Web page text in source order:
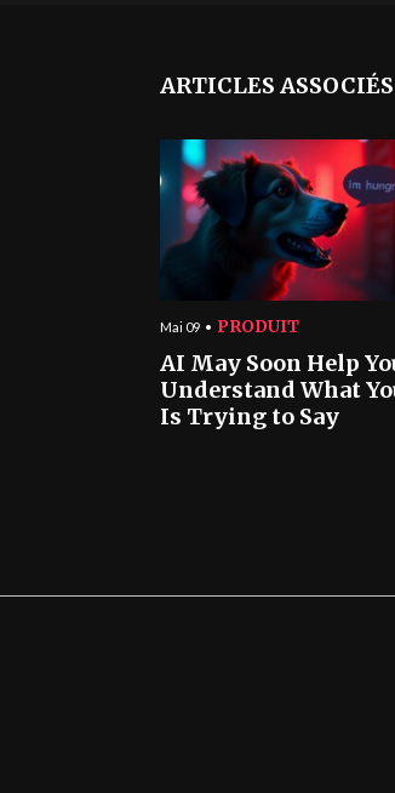
ARTICLES ASSOCIÉS
Mai 09 PRODUIT
AI May Soon Help
Understand What
Is Trying to Say